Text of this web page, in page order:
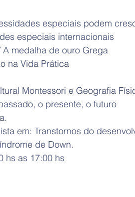
especiais podem
especiais internacionais
medalha de ouro Grega
na Vida Prática
Montessori e Geografia
o presente, o futuro
em: Transtornos do
de Down.
hs as 17:00 hs